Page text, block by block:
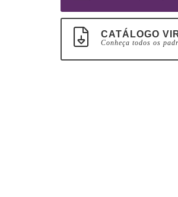
CATÁLOGO
Conheça todos os